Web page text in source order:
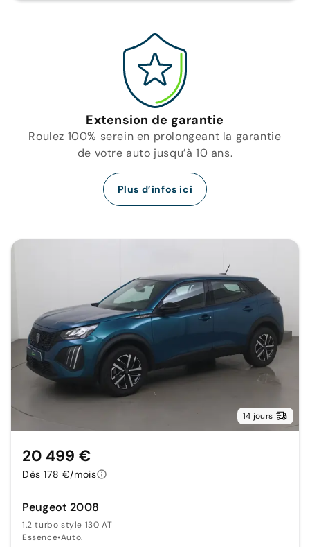
Extension de garantie
Roulez 100% serein en prolongeant la garantie
de votre auto jusqu’à 10 ans.
Plus d’infos ici
14 jours
Peugeot 2008
1.2 turbo style 130 AT
Essence•Auto.
20 499 €
Dès 178 €/mois